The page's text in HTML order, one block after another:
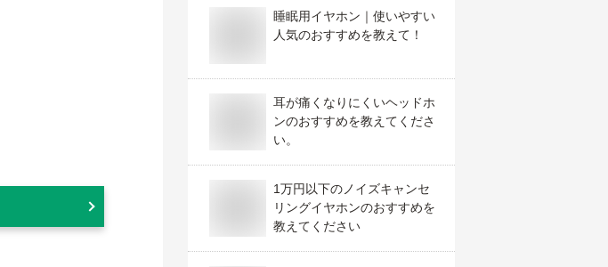
睡眠用イヤホン｜使いやすい
人気のおすすめを教えて！
耳が痛くなりにくいヘッドホ
ンのおすすめを教えてくださ
い。
1万円以下のノイズキャンセ
リングイヤホンのおすすめを
教えてください